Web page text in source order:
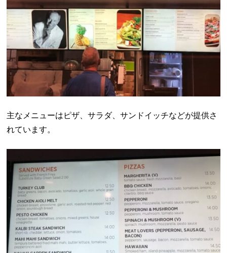
主なメニューはピザ、サラダ、サンドイッチなどが提供さ
れています。